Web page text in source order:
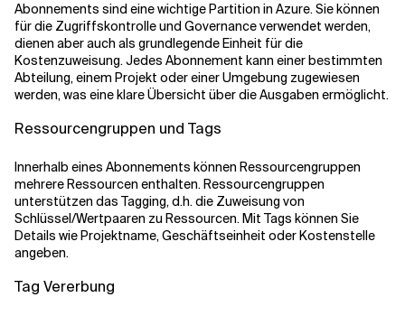
Abonnements sind eine wichtige Partition in Azure. Sie können
für die Zugriffskontrolle und Governance verwendet werden,
dienen aber auch als grundlegende Einheit für die
Kostenzuweisung. Jedes Abonnement kann einer bestimmten
Abteilung, einem Projekt oder einer Umgebung zugewiesen
werden, was eine klare Übersicht über die Ausgaben ermöglicht.
Ressourcengruppen und Tags
Innerhalb eines Abonnements können Ressourcengruppen
mehrere Ressourcen enthalten. Ressourcengruppen
unterstützen das Tagging, d.h. die Zuweisung von
Schlüssel/Wertpaaren zu Ressourcen. Mit Tags können Sie
Details wie Projektname, Geschäftseinheit oder Kostenstelle
angeben.
Tag Vererbung